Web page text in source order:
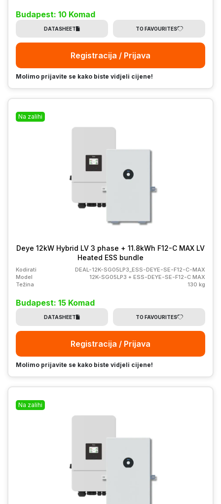
Budapest: 10 Komad
DATASHEET TO FAVOURITES
Registracija / Prijava
Molimo prijavite se kako biste vidjeli cijene!
Na zalihi
Deye 12kW Hybrid LV 3 phase + 11.8kWh F12-C MAX LV
Heated ESS bundle
Kodirati
DEAL-12K-SG05LP3_ESS-DEYE-SE-F12-C-MAX
Model
12K-SG05LP3 + ESS-DEYE-SE-F12-C MAX
Težina
130 kg
Budapest: 15 Komad
DATASHEET TO FAVOURITES
Registracija / Prijava
Molimo prijavite se kako biste vidjeli cijene!
Na zalihi